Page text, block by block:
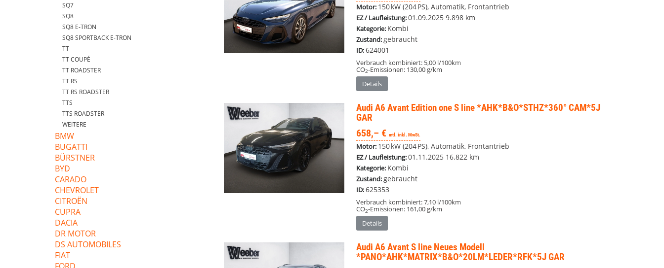
Motor: 150 kW (204 PS), Automatik, Frontantrieb
EZ / Laufleistung:01.09.2025 9.898 km
Kategorie: Kombi
Zustand: gebraucht
ID:624001
Verbrauch kombiniert: 5,00 l/100km
CO2-Emissionen: 130,00 g/km
Details
Audi A6 Avant Edition one S line *AHK*B&O*STHZ*360° CAM*5J
GAR
658,– € mtl. inkl. MwSt.
Motor: 150 kW (204 PS), Automatik, Frontantrieb
EZ / Laufleistung:01.11.2025 16.822 km
Kategorie: Kombi
Zustand:gebraucht
ID:625353
Verbrauch kombiniert:7,10 l/100km
CO2-Emissionen: 161,00 g/km
Details
Audi A6 AvantS line Neues Modell
*PANO*AHK*MATRIX*B&O*20LM*LEDER*RFK*5J GAR
SQ7
SQ8
SQ8 E-TRON
SQ8 SPORTBACK E-TRON
TT
TT COUPÉ
TT ROADSTER
TT RS
TT RS ROADSTER
TTS
TTS ROADSTER
WEITERE
BMW
BUGATTI
BÜRSTNER
BYD
CARADO
CHEVROLET
CITROËN
CUPRA
DACIA
DR MOTOR
DS AUTOMOBILES
FIAT